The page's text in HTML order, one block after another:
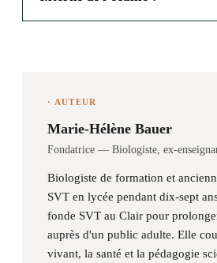
· AUTEUR
Marie-Hélène Bauer
Fondatrice — Biologiste, ex-
Biologiste de formation et
SVT en lycée pendant dix-sept
fonde SVT au Clair pour
auprès d'un public adulte. Elle
vivant, la santé et la pédagogie